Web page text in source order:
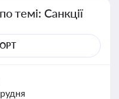
темі: Санкції